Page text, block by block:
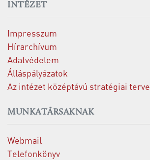
INTÉZET
Impresszum
Hírarchívum
Adatvédelem
Álláspályázatok
Az intézet középtávú stratégiai terve
MUNKATÁRSAKNAK
Webmail
Telefonkönyv